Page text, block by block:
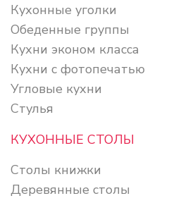
Кухонные уголки
Обеденные группы
Кухни эконом класса
Кухни с фотопечатью
Угловые кухни
Стулья
КУХОННЫЕ СТОЛЫ
Столы книжки
Деревянные столы